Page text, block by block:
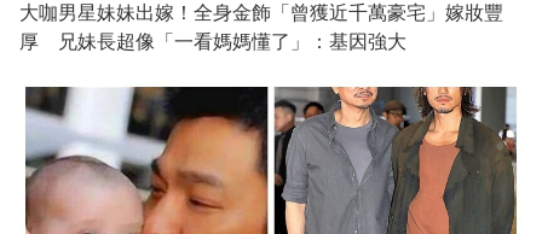
大咖男星妹妹出嫁！全身金飾「曾獲近千萬豪宅」嫁妝豐
厚 兄妹長超像「一看媽媽懂了」：基因強大